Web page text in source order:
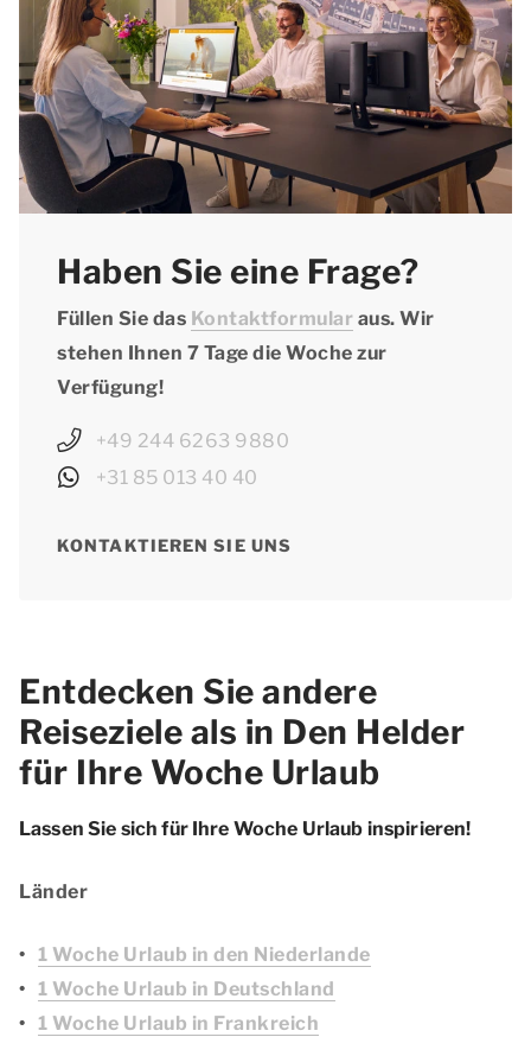
Haben Sie eine Frage?
Füllen Sie das Kontaktformular aus. Wir
stehen Ihnen 7 Tage die Woche zur
Verfügung!
+49 244 6263 9880
+31 85 013 40 40
KONTAKTIEREN SIE UNS
Entdecken Sie andere
Reiseziele als in Den Helder
für Ihre Woche Urlaub
Lassen Sie sich für Ihre Woche Urlaub inspirieren!
Länder
1 Woche Urlaub in den Niederlande
1 Woche Urlaub in Deutschland
1 Woche Urlaub in Frankreich